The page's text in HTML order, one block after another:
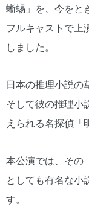
蜥蜴」を、今をと
フルキャストで上
しました。
日本の推理小説の
そして彼の推理小
えられる名探偵「
本公演では、その
としても有名な小
す。